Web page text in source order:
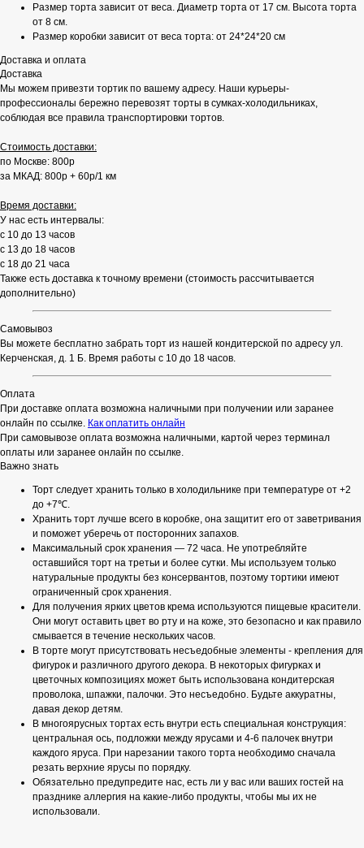
Размер торта зависит от веса. Диаметр торта от 17 см. Высота торта
от 8 см.
Размер коробки зависит от веса торта: от 24*24*20 см
Доставка и оплата
Доставка
Мы можем привезти тортик по вашему адресу. Наши курьеры-
профессионалы бережно перевозят торты в сумках-холодильниках,
соблюдая все правила транспортировки тортов.
Стоимость доставки:
по Москве: 800р
за МКАД: 800р + 60р/1 км
Время доставки:
У нас есть интервалы:
с 10 до 13 часов
с 13 до 18 часов
с 18 до 21 часа
Также есть доставка к точному времени (стоимость рассчитывается
дополнительно)
Самовывоз
Вы можете бесплатно забрать торт из нашей кондитерской по адресу ул.
Керченская, д. 1 Б. Время работы с 10 до 18 часов.
Оплата
При доставке оплата возможна наличными при получении или заранее
онлайн по ссылке. Как оплатить онлайн
При самовывозе оплата возможна наличными, картой через терминал
оплаты или заранее онлайн по ссылке.
Важно знать
Торт следует хранить только в холодильнике при температуре от +2
до +7℃.
Хранить торт лучше всего в коробке, она защитит его от заветривания
и поможет уберечь от посторонних запахов.
Максимальный срок хранения — 72 часа. Не употребляйте
оставшийся торт на третьи и более сутки. Мы используем только
натуральные продукты без консервантов, поэтому тортики имеют
ограниченный срок хранения.
Для получения ярких цветов крема используются пищевые красители.
Они могут оставить цвет во рту и на коже, это безопасно и как правило
смывается в течение нескольких часов.
В торте могут присутствовать несъедобные элементы - крепления для
фигурок и различного другого декора. В некоторых фигурках и
цветочных композициях может быть использована кондитерская
проволока, шпажки, палочки. Это несъедобно. Будьте аккуратны,
давая декор детям.
В многоярусных тортах есть внутри есть специальная конструкция:
центральная ось, подложки между ярусами и 4-6 палочек внутри
каждого яруса. При нарезании такого торта необходимо сначала
резать верхние ярусы по порядку.
Обязательно предупредите нас, есть ли у вас или ваших гостей на
празднике аллергия на какие-либо продукты, чтобы мы их не
использовали.